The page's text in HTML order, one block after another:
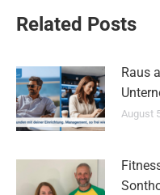
Related Posts
Raus
August